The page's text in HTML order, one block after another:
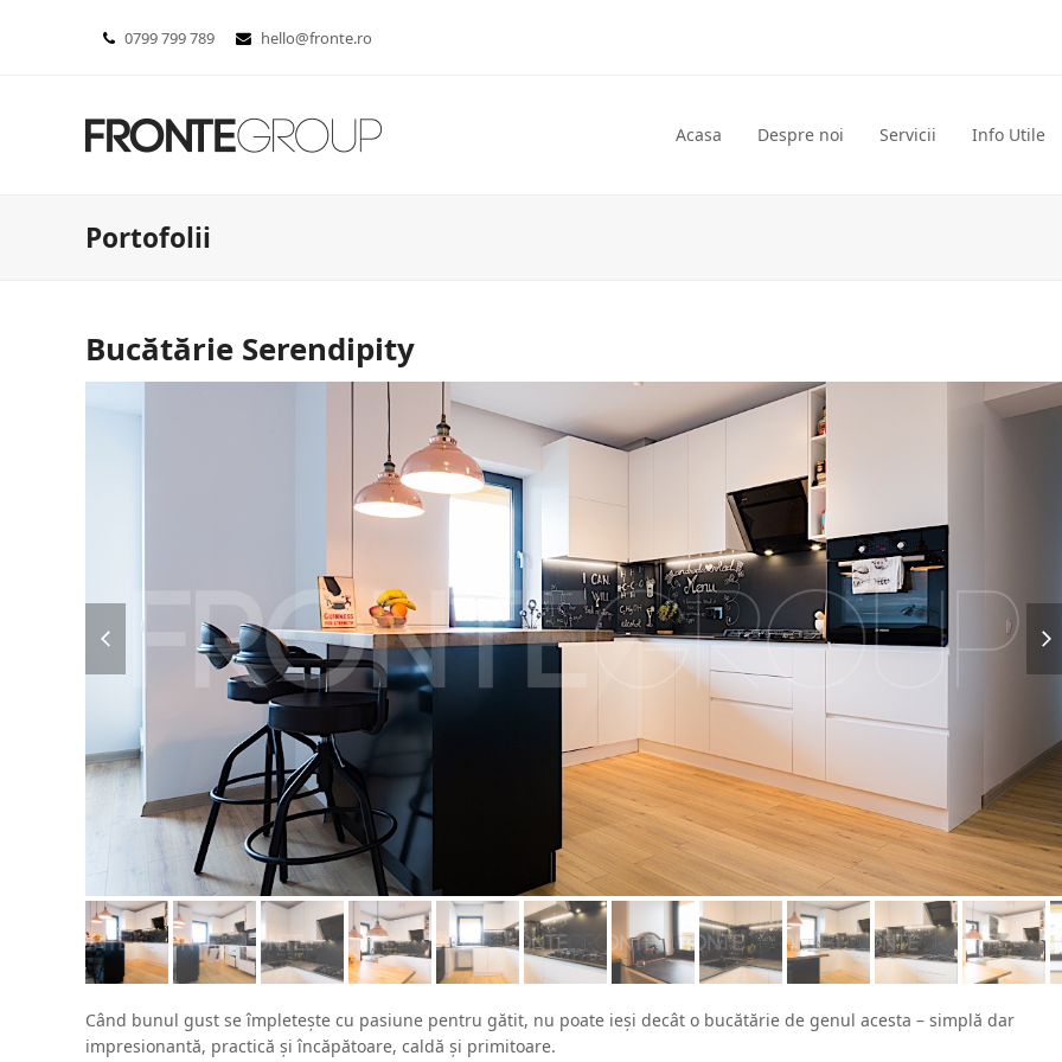
0799 799 789 hello@fronte.ro
Acasa Despre noi Servicii Info Utile
Portofolii
Bucătărie Serendipity
previous
slide
Când bunul gust se împletește cu pasiune pentru gătit, nu poate ieși decât o bucătărie de genul acesta – simplă dar
impresionantă, practică și încăpătoare, caldă și primitoare.